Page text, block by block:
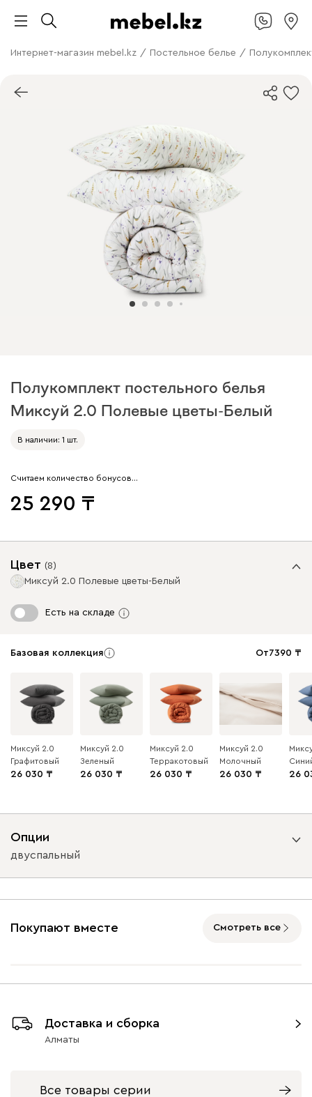
Интернет-магазин mebel.kz / Постельное белье /
Полукомплект постельного белья
Миксуй 2.0 Полевые цветы-Белый
В наличии: 1 шт.
Считаем количество бонусов…
25 290
Цвет (8)
Миксуй 2.0 Полевые цветы-Белый
Есть на складе
Базовая коллекция От7390
Миксуй 2.0
Графитовый
26 030
Миксуй 2.0
Зеленый
26 030
Миксуй 2.0
Терракотовый
26 030
Миксуй 2.0
Молочный
26 030 26
Опции
двуспальный
Покупают вместе Смотреть все
Доставка и сборка
Алматы
Все товары серии